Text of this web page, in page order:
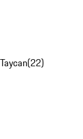
Taycan(22)